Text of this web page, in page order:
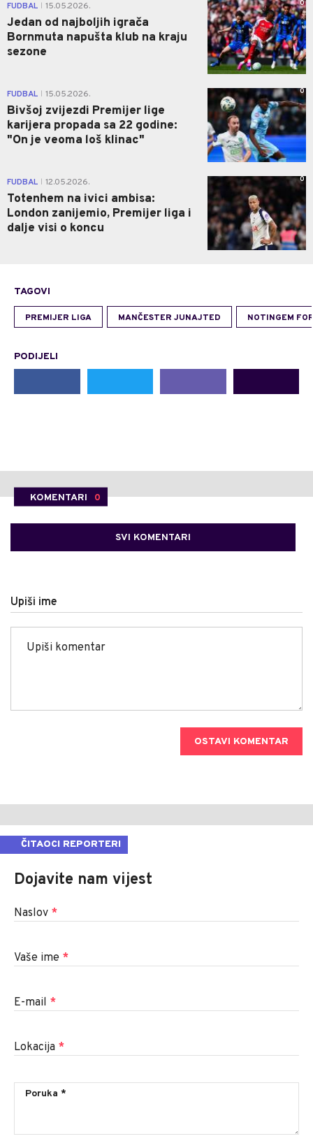
FUDBAL 15.05.2026.
Jedan od najboljih igrača
Bornmuta napušta klub na kraju
sezone
0
FUDBAL 15.05.2026.
Bivšoj zvijezdi Premijer lige
karijera propada sa 22 godine:
"On je veoma loš klinac"
0
FUDBAL 12.05.2026.
Totenhem na ivici ambisa:
London zanijemio, Premijer liga i
dalje visi o koncu
0
TAGOVI
PREMIJER LIGA MANČESTER JUNAJTED NOTINGEM
PODIJELI
KOMENTARI 0
SVI KOMENTARI
Upiši ime
OSTAVI KOMENTAR
ČITAOCI REPORTERI
Dojavite nam vijest
Naslov *
Vaše ime *
E-mail *
Lokacija *